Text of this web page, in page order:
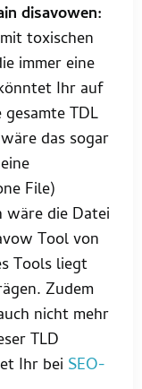
disavowen:
toxischen
immer eine
Ihr auf
TDL
das sogar
File)
wäre die Datei
Tool von
Tools liegt
Zudem
nicht mehr
TLD
Ihr bei SEO-